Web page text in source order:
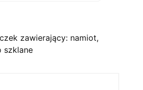
zawierający: namiot,
szklane